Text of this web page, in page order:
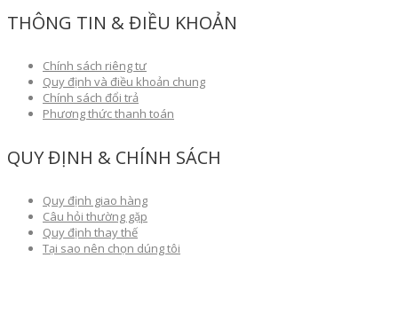
THÔNG TIN & ĐIỀU KHOẢN
Chính sách riêng tư
Quy định và điều khoản chung
Chính sách đổi trả
Phương thức thanh toán
QUY ĐỊNH & CHÍNH SÁCH
Quy định giao hàng
Câu hỏi thường gặp
Quy định thay thế
Tại sao nên chọn dúng tôi